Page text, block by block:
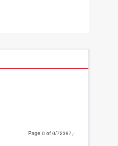
Page of /72397,-